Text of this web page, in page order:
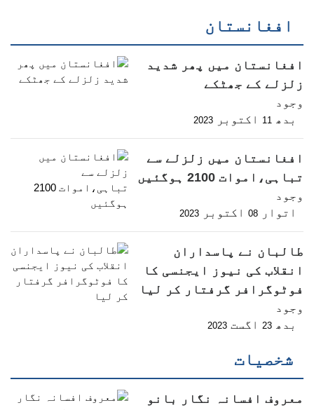
افغانستان
افغانستان میں پھر شدید
زلزلے کے جھٹکے
وجود
بدھ 11 اکتوبر 2023
افغانستان میں زلزلے سے
تباہی،اموات 2100 ہوگئیں
وجود
اتوار 08 اکتوبر 2023
طالبان نے پاسداران
انقلاب کی نیوز ایجنسی کا
فوٹوگرافر گرفتار کر لیا
وجود
بدھ 23 اگست 2023
شخصیات
معروف افسانہ نگار بانو